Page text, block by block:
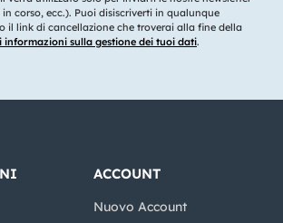
corso, ecc.). Puoi disiscriverti in qualunque
il link di cancellazione che troverai alla fine della
informazioni sulla gestione dei tuoi dati.
ACCOUNT
Nuovo Account